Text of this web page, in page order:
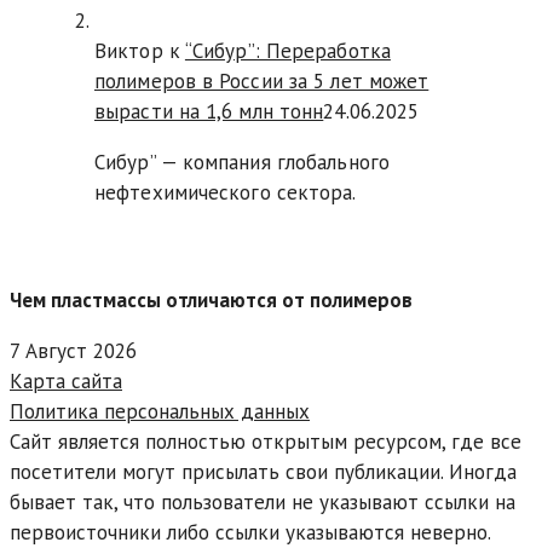
Виктор к“Сибур”: Переработка
полимеров в России за 5 лет может
вырасти на 1,6 млн тонн24.06.2025
Сибур” — компания глобального
нефтехимического сектора.
Чем пластмассы отличаются от полимеров
7 Август 2026
Карта сайта
Политика персональных данных
Сайт является полностью открытым ресурсом, где все
посетители могут присылать свои публикации. Иногда
бывает так, что пользователи не указывают ссылки на
первоисточники либо ссылки указываются неверно.